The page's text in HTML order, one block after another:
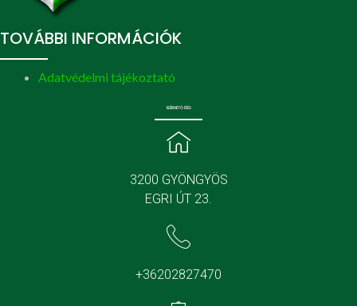
TOVÁBBI INFORMÁCIÓK
Adatvédelmi tájékoztató
ELÉRHETŐSÉG
3200 GYÖNGYÖS
EGRI ÚT 23.
+36202827470